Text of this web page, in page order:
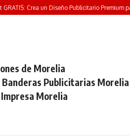
GRATIS: Crea un Diseño Publicitario Premium
de Morelia
Banderas Publicitarias Morelia
Morelia